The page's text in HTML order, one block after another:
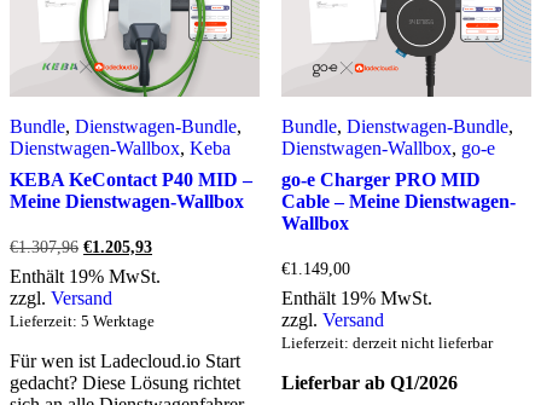
Bundle, Dienstwagen-Bundle,
Dienstwagen-Wallbox, Keba
KEBA KeContact P40 MID –
Meine Dienstwagen-Wallbox
€1.307,96 Ursprünglicher
Preis
war:
€1.307,96
€1.205,93Aktueller
ist:
Enthält 19% MwSt.
zzgl. Versand
Lieferzeit: 5 Werktage
Für wen ist Ladecloud.io Start
gedacht? Diese Lösung richtet
Bundle, Dienstwagen-Bundle,
Dienstwagen-Wallbox, go-e
go-e Charger PRO MID
Cable – Meine Dienstwagen-
Wallbox
€1.149,00
Enthält 19% MwSt.
zzgl. Versand
Lieferzeit: derzeit nicht lieferbar
Lieferbar ab Q1/2026